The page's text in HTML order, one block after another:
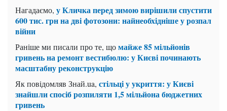
Нагадаємо, у Кличка перед зимою вирішили спустити
600 тис. грн на дві фотозони: найнеобхідніше у розпал
війни
Раніше ми писали про те, щомайже 85 мільйонів
гривень на ремонт вестибюлю: у Києві починають
масштабну реконструкцію
Як повідомляв Знай.ua, стільці у укриття: у Києві
знайшли спосіб розпиляти 1,5 мільйона бюджетних
гривень